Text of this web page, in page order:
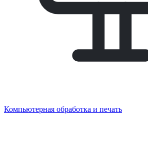
Компьютерная обработка и печать